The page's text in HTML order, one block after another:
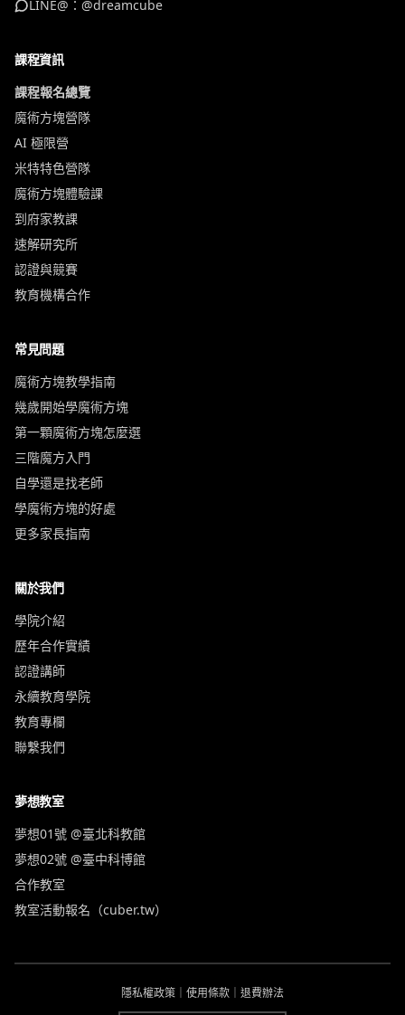
LINE@：@dreamcube
課程資訊
課程報名總覽
魔術方塊營隊
AI 極限營
米特特色營隊
魔術方塊體驗課
到府家教課
速解研究所
認證與競賽
教育機構合作
常見問題
魔術方塊教學指南
幾歲開始學魔術方塊
第一顆魔術方塊怎麼選
三階魔方入門
自學還是找老師
學魔術方塊的好處
更多家長指南
關於我們
學院介紹
歷年合作實績
認證講師
永續教育學院
教育專欄
聯繫我們
夢想教室
夢想01號 @臺北科教館
夢想02號 @臺中科博館
合作教室
教室活動報名（cuber.tw）
隱私權政策 使用條款 退費辦法